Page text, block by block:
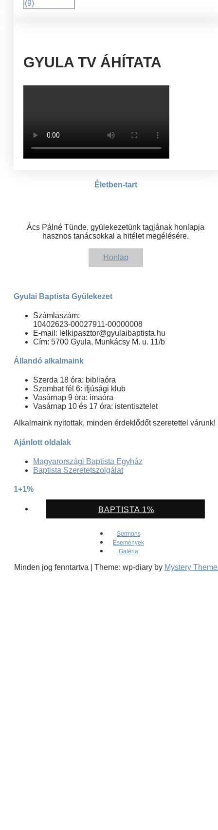
GYULA TV ÁHÍTATA
Életben-tart
Ács Pálné Tünde, gyülekezetünk tagjának honlapja
hasznos tanácsokkal a hitélet megélésére.
Honlap
Gyulai Baptista Gyülekezet
Számlaszám:
10402623-00027911-00000008
E-mail: lelkipasztor@gyulaibaptista.hu
Cím: 5700 Gyula, Munkácsy M. u. 11/b
Állandó alkalmaink
Szerda 18 óra: bibliaóra
Szombat fél 6: ifjúsági klub
Vasárnap 9 óra: imaóra
Vasárnap 10 és 17 óra: istentisztelet
Alkalmaink nyitottak, minden érdeklődőt szeretettel várunk!
Ajánlott oldalak
Magyarországi Baptista Egyház
Baptista Szeretetszolgálat
1+1%
BAPTISTA 1%
Sermons
Események
Galéria
Minden jog fenntartva Theme: wp-diary by Mystery